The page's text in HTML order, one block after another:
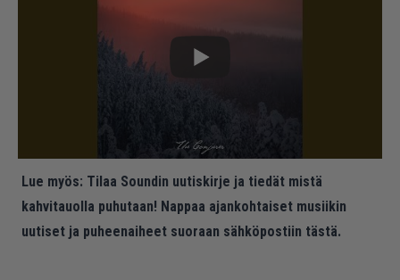
Lue myös: Tilaa Soundin uutiskirje ja tiedät mistä
kahvitauolla puhutaan! Nappaa ajankohtaiset musiikin
uutiset ja puheenaiheet suoraan sähköpostiin tästä.